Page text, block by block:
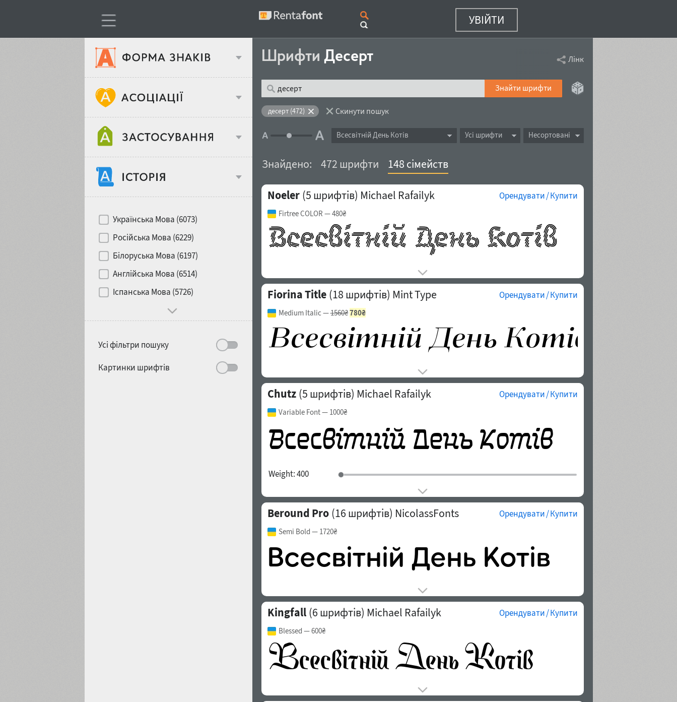
УВІЙТИ
Тип шрифтів
Ширина
Контраст
Віковий стереотип
Гендерний стереотип
Характер і поведінка
Об'єкт дизайну
Українська Мова (6073)
Російська Мова (6229)
Білоруська Мова (6197)
Англійська Мова (6514)
Іспанська Мова (5726)
Усі фільтри пошуку
Картинки шрифтів
Шрифти Десерт Лінк
Знайти шрифти
десерт (472) Скинути пошук
Усі шрифти Несортовані
Всесвітній День Котів
Знайдено: 472 шрифти 148 сімейств
Noeler (5 шрифтів) Michael Rafailyk Орендувати / Купити
Firtree COLOR — 480₴
Fiorina Title (18 шрифтів) Mint Type Орендувати / Купити
Medium Italic—1560₴780₴
Chutz (5 шрифтів) Michael Rafailyk Орендувати / Купити
Variable Font— 1000₴
Weight:400
Beround Pro (16 шрифтів) NicolassFonts Орендувати / Купити
Semi Bold — 1720₴
Kingfall (6 шрифтів) Michael Rafailyk Орендувати / Купити
Blessed — 600₴